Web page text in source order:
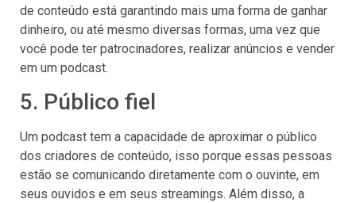
de conteúdo está garantindo mais uma forma de ganhar
dinheiro, ou até mesmo diversas formas, uma vez que
você pode ter patrocinadores, realizar anúncios e vender
em um podcast.
5. Público fiel
Um podcast tem a capacidade de aproximar o público
dos criadores de conteúdo, isso porque essas pessoas
estão se comunicando diretamente com o ouvinte, em
seus ouvidos e em seus streamings. Além disso, a